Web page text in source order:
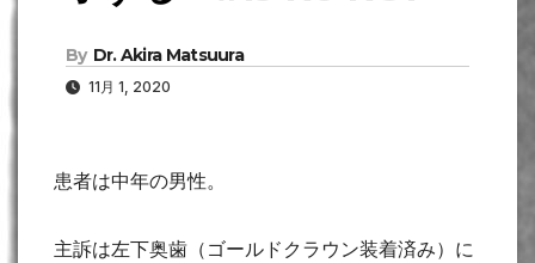
By Dr. Akira Matsuura
11月 1, 2020
患者は中年の男性。
主訴は左下奥歯（ゴールドクラウン装着済み）に